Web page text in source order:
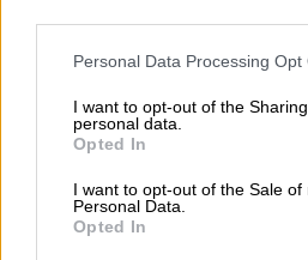
Personal Data Processing Opt
I want to opt-out of the
personal data.
Opted In
I want to opt-out of the Sale of
Personal Data.
Opted In
a la conciliación como
“duele” a los profesionales
concluido, junto a Sánchez
que están en contacto con
plataformasde cara a las
elecciones.